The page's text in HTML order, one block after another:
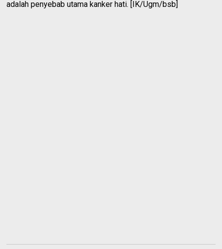
adalah penyebab utama kanker hati. [IK/Ugm/bsb]